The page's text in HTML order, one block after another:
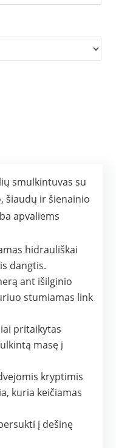
smulkintuvas su
šiaudų ir šienainio
apvaliems
hidrauliškai
dangtis.
ant išilginio
stumiamas link
pritaikytas
masę į
kryptimis
kuria keičiamas
į dešinę